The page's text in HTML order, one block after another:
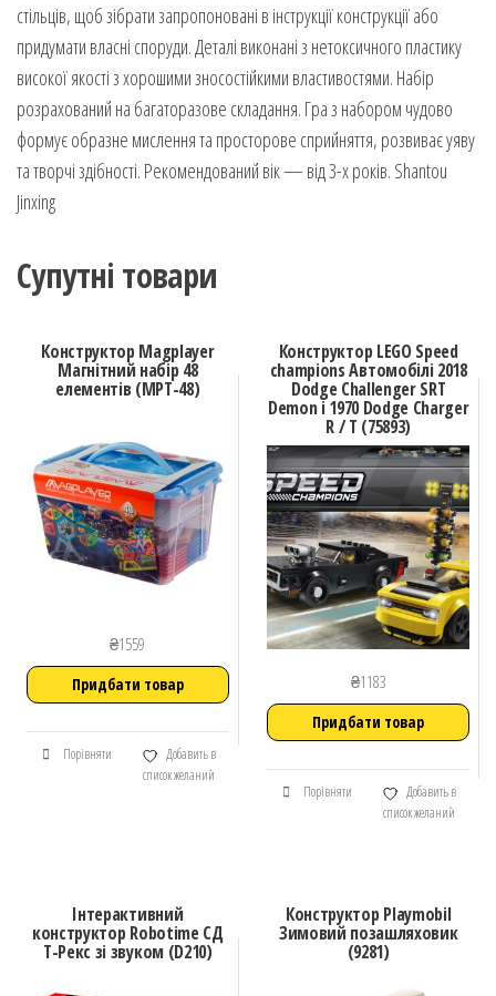
стільців, щоб зібрати запропоновані в інструкції конструкції або
придумати власні споруди. Деталі виконані з нетоксичного пластику
високої якості з хорошими зносостійкими властивостями. Набір
розрахований на багаторазове складання. Гра з набором чудово
формує образне мислення та просторове сприйняття, розвиває уяву
та творчі здібності. Рекомендований вік — від 3-х років. Shantou
Jinxing
Супутні товари
Конструктор Magplayer
Магнітний набір 48
елементів (MPT-48)
₴1559
Придбати товар
Порівняти
Добавить в
список желаний
Конструктор LEGO Speed
champions Автомобілі 2018
Dodge Challenger SRT
Demon і 1970 Dodge Charger
R / T (75893)
₴1183
Придбати товар
Порівняти
Добавить в
список желаний
Інтерактивний
конструктор Robotime СД
T-Рекс зі звуком (D210)
Конструктор Playmobil
Зимовий позашляховик
(9281)